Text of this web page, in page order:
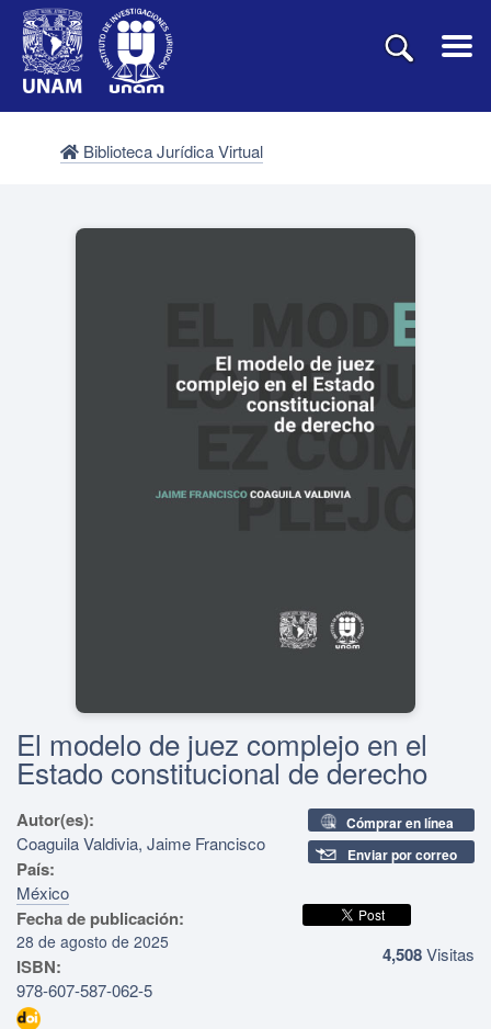
Biblioteca Jurídica Virtual
El modelo de juez complejo en el
Estado constitucional de derecho
Autor(es):
Coaguila Valdivia, Jaime Francisco
País:
México
Fecha de publicación:
28 de agosto de 2025
ISBN:
978-607-587-062-5
Cómprar en línea
Enviar por correo
4,508Visitas